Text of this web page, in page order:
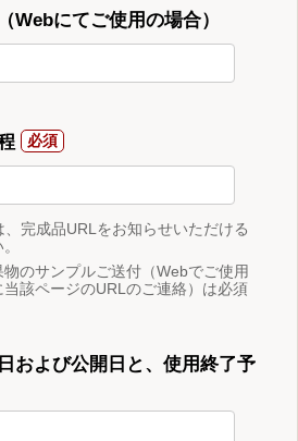
Webにてご使用の場合）
完成品URLをお知らせいただける
のサンプルご送付（Webでご使用
該ページのURLのご連絡）は必須
および公開日と、使用終了予